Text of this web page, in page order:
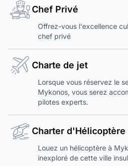
Chef Privé
Offrez-vous l'excellence
chef privé
Charte de jet
Lorsque vous réservez le
Mykonos, vous serez
pilotes experts.
Charter d'Hélicoptère
Louez un hélicoptère à
inexploré de cette ville